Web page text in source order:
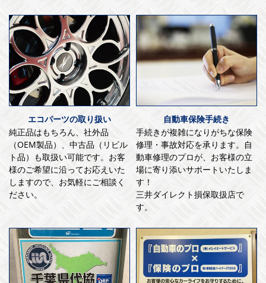
エコパーツの取り扱い
純正品はもちろん、社外品
（OEM製品）、中古品（リビル
ト品）も取扱い可能です。お客
様のご希望に沿ってお応えいた
しますので、お気軽にご相談く
ださい。
自動車保険手続き
手続きが複雑になりがちな保険
修理・事故対応を承ります。自
動車修理のプロが、お客様の立
場に寄り添いサポートいたしま
す！
三井ダイレクト損保取扱店で
す。